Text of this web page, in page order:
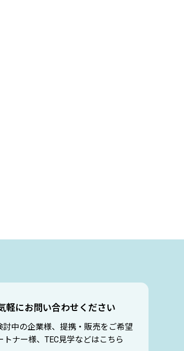
軽にお問い合わせください
討中の企業様、提携・販売をご希望
トナー様、TEC見学などはこちら